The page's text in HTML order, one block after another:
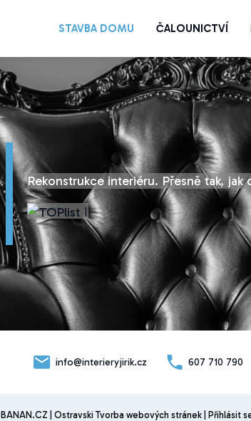
STAVBA DOMU ČALOUNICTVÍ
Rekonstrukce interiéru. Přesně tak, jak
info@interieryjirik.cz 607 710 790
BANAN.CZ Ostravski Tvorba webových stránek Přihlásit